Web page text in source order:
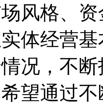
风格、
体经营
况，不
望通过